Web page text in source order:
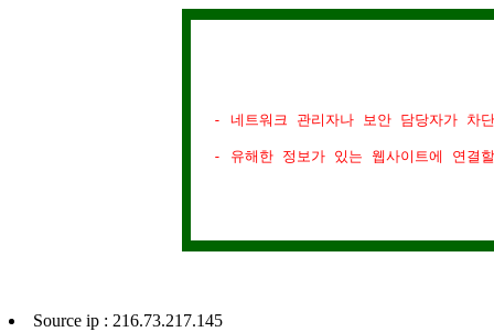
- 네트워크 관리자나 보안 담당자가 차
- 유해한 정보가 있는 웹사이트에 연결
Source ip : 216.73.217.145